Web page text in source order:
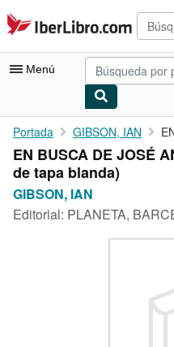
Pasar al contenido principal
IberLibro.com
Menú
Mi cuenta
Consultar mis pedidos
Búsqueda avanzada
Colecciones
Portada GIBSON, IAN
EN BUSCA DE JOSÉ
de tapa blanda)
GIBSON, IAN
Editorial: PLANETA,